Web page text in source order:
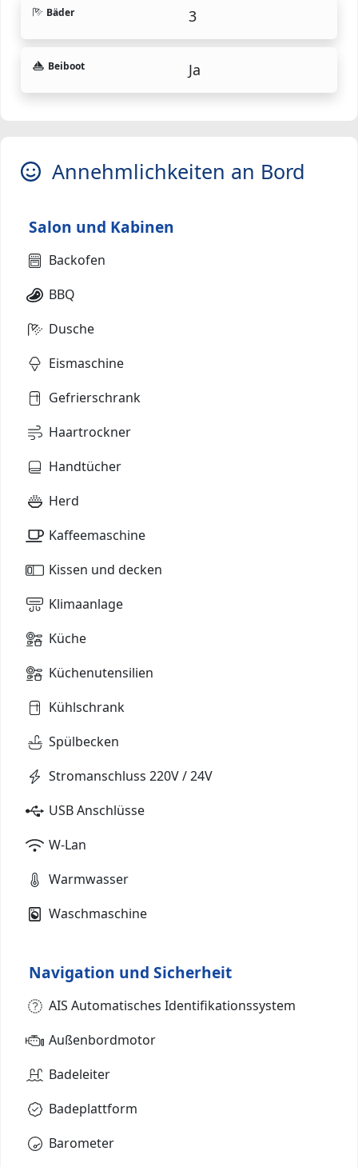
Bäder 3
Beiboot Ja
Annehmlichkeiten an Bord
Salon und Kabinen
Backofen
BBQ
Dusche
Eismaschine
Gefrierschrank
Haartrockner
Handtücher
Herd
Kaffeemaschine
Kissen und decken
Klimaanlage
Küche
Küchenutensilien
Kühlschrank
Spülbecken
Stromanschluss 220V / 24V
USB Anschlüsse
W-Lan
Warmwasser
Waschmaschine
Navigation und Sicherheit
AIS Automatisches Identifikationssystem
Außenbordmotor
Badeleiter
Badeplattform
Barometer